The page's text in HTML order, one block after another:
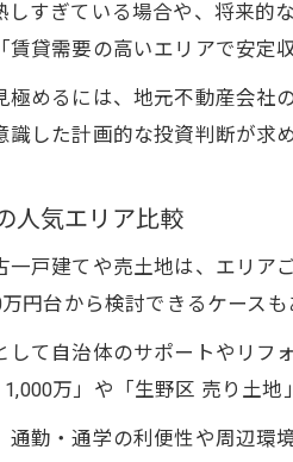
しすぎている場合や、将来的
賃貸需要の高いエリアで安定
極めるには、地元不動産会社
した計画的な投資判断が求め
人気エリア比較
一戸建てや売土地は、エリア
円台から検討できるケース
して自治体のサポートやリフ
1,000万」や「生野区 売り土
通勤・通学の利便性や周辺環